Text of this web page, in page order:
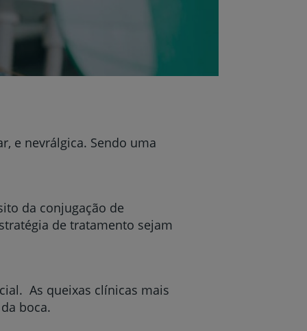
e nevrálgica. Sendo uma
da conjugação de
de tratamento sejam
As queixas clínicas mais
boca.